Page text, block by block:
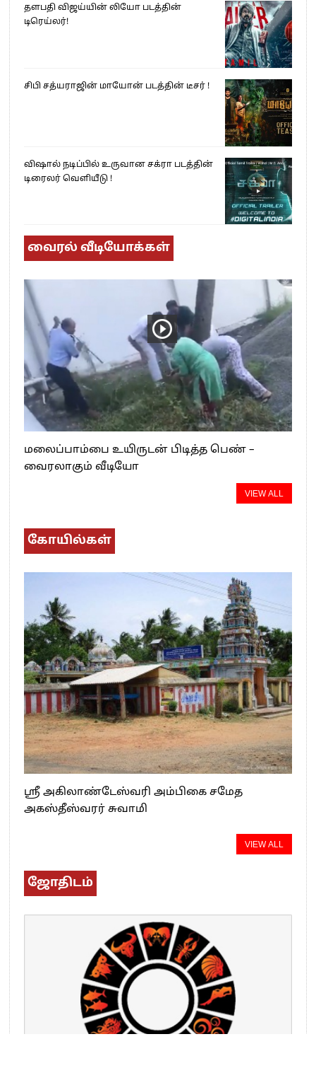
தளபதி விஜய்யின் லியோ படத்தின்
டிரெய்லர்!
சிபி சத்யராஜின் மாயோன் படத்தின் டீசர் !
விஷால் நடிப்பில் உருவான சக்ரா படத்தின்
டிரைலர் வெளியீடு !
வைரல் வீடியோக்கள்
மலைப்பாம்பை உயிருடன் பிடித்த பெண் –
வைரலாகும் வீடியோ
VIEW ALL
கோயில்கள்
ஸ்ரீ அகிலாண்டேஸ்வரி அம்பிகை சமேத
அகஸ்தீஸ்வரர் சுவாமி
VIEW ALL
ஜோதிடம்